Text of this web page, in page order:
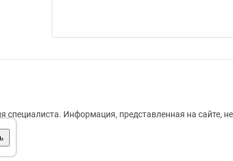
специалиста. Информация, представленная на сайте,